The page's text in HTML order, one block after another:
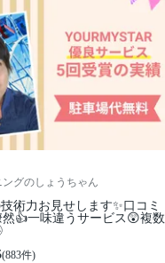
グのしょうちゃん
術力お見せします✨口コミ
然👍一味違うサービス😲複数
(883件)